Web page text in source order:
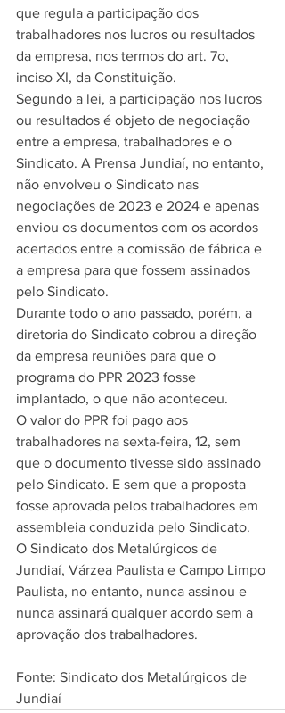
que regula a participação dos
trabalhadores nos lucros ou resultados
da empresa, nos termos do art. 7o,
inciso XI, da Constituição.
Segundo a lei, a participação nos lucros
ou resultados é objeto de negociação
entre a empresa, trabalhadores e o
Sindicato. A Prensa Jundiaí, no entanto,
não envolveu o Sindicato nas
negociações de 2023 e 2024 e apenas
enviou os documentos com os acordos
acertados entre a comissão de fábrica e
a empresa para que fossem assinados
pelo Sindicato.
Durante todo o ano passado, porém, a
diretoria do Sindicato cobrou a direção
da empresa reuniões para que o
programa do PPR 2023 fosse
implantado, o que não aconteceu.
O valor do PPR foi pago aos
trabalhadores na sexta-feira, 12, sem
que o documento tivesse sido assinado
pelo Sindicato. E sem que a proposta
fosse aprovada pelos trabalhadores em
assembleia conduzida pelo Sindicato.
O Sindicato dos Metalúrgicos de
Jundiaí, Várzea Paulista e Campo Limpo
Paulista, no entanto, nunca assinou e
nunca assinará qualquer acordo sem a
aprovação dos trabalhadores.
Fonte: Sindicato dos Metalúrgicos de
Jundiaí